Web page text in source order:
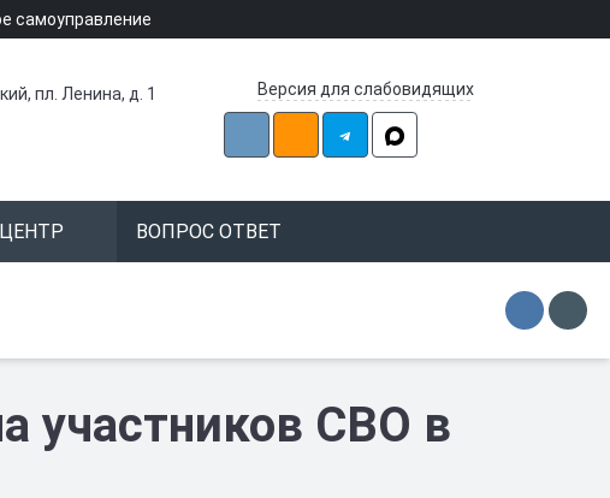
самоуправление
пл. Ленина, д. 1
Версия для слабовидящих
ВОПРОС ОТВЕТ
участников СВО в